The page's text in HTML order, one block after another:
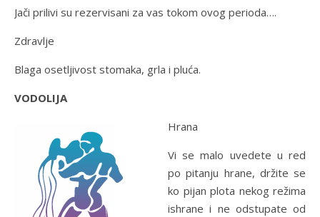
Jači prilivi su rezervisani za vas tokom ovog perioda….
Zdravlje
Blaga osetljivost stomaka, grla i pluća.
VODOLIJA
Hrana
Vi se malo uvedete u red
po pitanju hrane, držite se
ko pijan plota nekog režima
ishrane i ne odstupate od